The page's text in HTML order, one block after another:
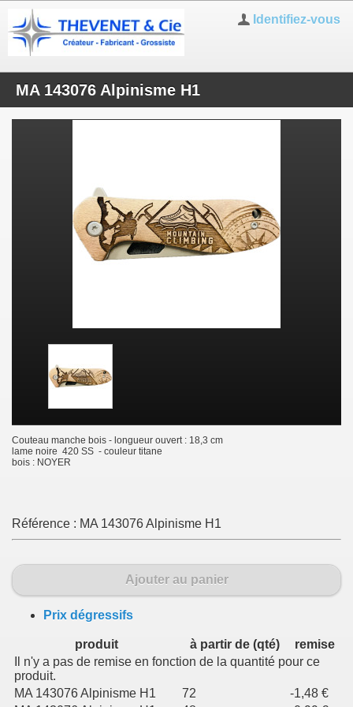
Identifiez-vous
MA 143076 Alpinisme H1
Couteau manche bois - longueur ouvert : 18,3 cm
lame noire 420 SS - couleur titane
bois : NOYER
Référence : MA 143076 Alpinisme H1
Ajouter au panier
Prix dégressifs
produit à partir de (qté)
remise
Il n'y a pas de remise en fonction de la quantité pour ce
produit.
MA 143076 Alpinisme H1
72
-1,48 €